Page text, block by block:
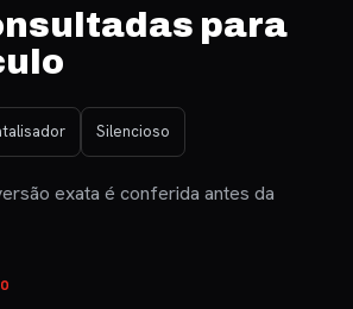
para
Silencioso
exata é conferida antes da